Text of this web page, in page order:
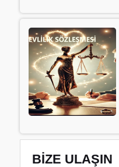
BİZE ULAŞIN